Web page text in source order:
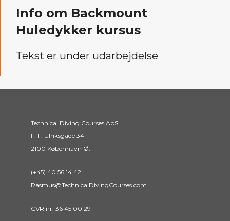
Info om Backmount
Huledykker kursus
Tekst er under udarbejdelse
Technical Diving Courses ApS
F. F. Ulriksgade 34
2100 København Ø.
(+45) 40 56 14 42
Rasmus@TechnicalDivingCourses.com
CVR nr. 36 45 00 29